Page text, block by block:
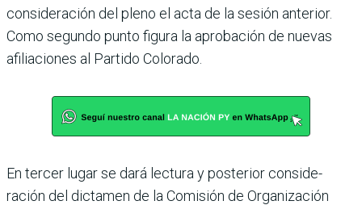
con­sideración del pleno el acta de la sesión anterior.
Como segundo punto figura la aprobación de nuevas
afilia­ciones al Partido Colorado.
En tercer lugar se dará lec­tura y posterior conside­
ración del dictamen de la Comisión de Organización